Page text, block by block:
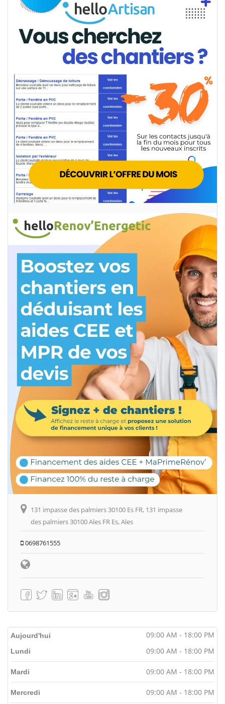
131 impasse des palmiers 30100 Es FR, 131 impasse
des palmiers 30100 Ales FR Es, Ales
0698761555
Aujourd'hui 09:00 AM - 18:00 PM
Lundi 09:00 AM - 18:00 PM
Mardi 09:00 AM - 18:00 PM
Mercredi 09:00 AM - 18:00 PM